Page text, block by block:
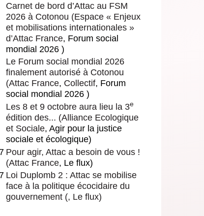
Carnet de bord d’Attac au FSM
2026 à Cotonou (Espace « Enjeux
et mobilisations internationales »
d’Attac France, Forum social
mondial 2026 )
Le Forum social mondial 2026
finalement autorisé à Cotonou
(Attac France, Collectif, Forum
social mondial 2026 )
Les 8 et 9 octobre aura lieu la 3e
édition des... (Alliance Ecologique
et Sociale, Agir pour la justice
sociale et écologique)
Pour agir, Attac a besoin de vous !
(Attac France, Le flux)
Loi Duplomb 2 : Attac se mobilise
face à la politique écocidaire du
gouvernement (, Le flux)